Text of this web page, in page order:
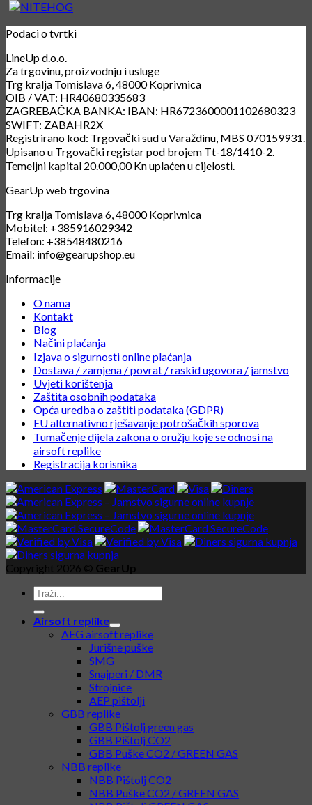
Podaci o tvrtki
LineUp d.o.o.
Za trgovinu, proizvodnju i usluge
Trg kralja Tomislava 6, 48000 Koprivnica
OIB / VAT: HR40680335683
ZAGREBAČKA BANKA: IBAN: HR6723600001102680323
SWIFT: ZABAHR2X
Registrirano kod: Trgovački sud u Varaždinu, MBS 070159931.
Upisano u Trgovački registar pod brojem Tt-18/1410-2.
Temeljni kapital 20.000,00 Kn uplaćen u cijelosti.
GearUp web trgovina
Trg kralja Tomislava 6, 48000 Koprivnica
Mobitel: +385916029342
Telefon: +38548480216
Email: info@gearupshop.eu
Informacije
O nama
Kontakt
Blog
Načini plaćanja
Izjava o sigurnosti online plaćanja
Dostava / zamjena / povrat / raskid ugovora / jamstvo
Uvjeti korištenja
Zaštita osobnih podataka
Opća uredba o zaštiti podataka (GDPR)
EU alternativno rješavanje potrošačkih sporova
Tumačenje dijela zakona o oružju koje se odnosi na
airsoft replike
Registracija korisnika
Copyright 2026 © GearUp
Airsoft replike
AEG airsoft replike
Jurišne puške
SMG
Snajperi / DMR
Strojnice
AEP pištolji
GBB replike
GBB Pištolj green gas
GBB Pištolj CO2
GBB Puške CO2 / GREEN GAS
NBB replike
NBB Pištolj CO2
NBB Puške CO2 / GREEN GAS